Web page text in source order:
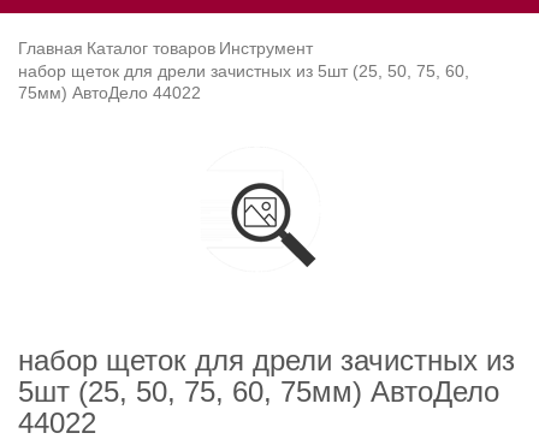
Главная Каталог товаров Инструмент
набор щеток для дрели зачистных из 5шт (25, 50, 75, 60,
75мм) АвтоДело 44022
набор щеток для дрели зачистных из
5шт (25, 50, 75, 60, 75мм) АвтоДело
44022